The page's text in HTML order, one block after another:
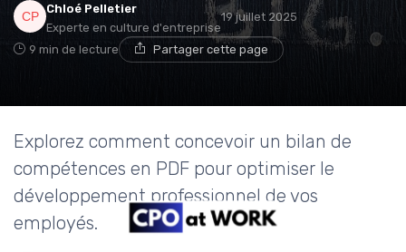
Chloé Pelletier
Experte en culture d'entreprise
19 juillet 2025
9 min de lecture Partager cette page
Explorez comment concevoir un bilan de
compétences en PDF pour optimiser le
développement professionnel de vos
employés.